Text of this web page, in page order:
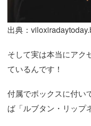
出典：
そして実は本当にアク
ているんです！
付属でボックスに付い
ば「ルブタン・リップ